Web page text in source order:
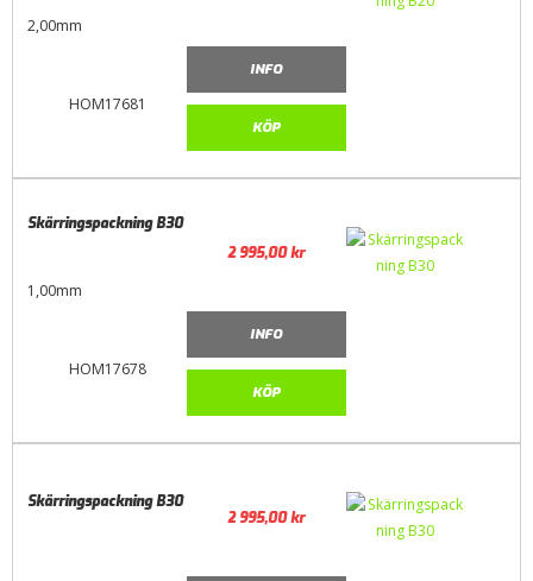
HOM17681
2,00mm
INFO
KÖP
HOM17678
Skärringspackning B30
1,00mm
2 995,00kr
INFO
KÖP
Skärringspackning B30
2 995,00kr